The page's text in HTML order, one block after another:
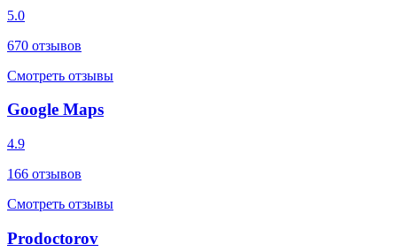
5.0
670 отзывов
Смотреть отзывы
Google Maps
4.9
166 отзывов
Смотреть отзывы
Prodoctorov